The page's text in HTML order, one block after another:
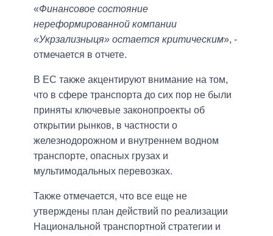
«Финансовое состояние
нереформированной компании
«Укрзализныця» остается критическим», -
отмечается в отчете.
В ЕС также акцентируют внимание на том,
что в сфере транспорта до сих пор не были
приняты ключевые законопроекты об
открытии рынков, в частности о
железнодорожном и внутреннем водном
транспорте, опасных грузах и
мультимодальных перевозках.
Также отмечается, что все еще не
утверждены план действий по реализации
Национальной транспортной стратегии и